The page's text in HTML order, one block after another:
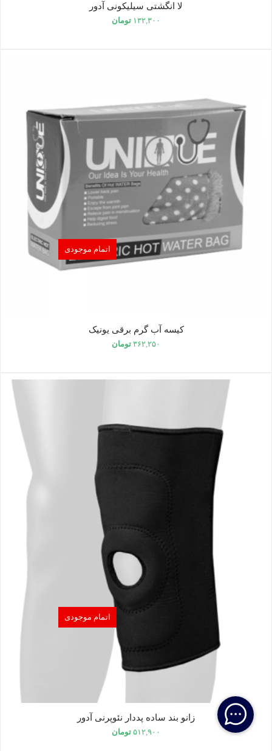
لا انگشتی سیلیکونی آدور
۱۳۲,۳۰۰ تومان
اتمام موجودی
کیسه آب گرم برقی یونیک
۳۶۲,۲۵۰ تومان
اتمام موجودی
زانو بند ساده پددار نئوپرنی آدور
۵۱۲,۹۰۰ تومان